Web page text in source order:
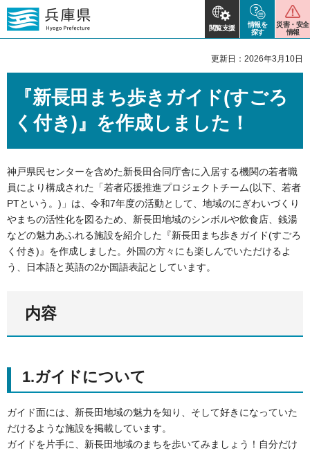
閲覧支援
情報を
探す
災害・安全
情報
更新日：2026年3月10日
『新長田まち歩きガイド(すごろ
く付き)』を作成しました！
神戸県民センターを含めた新長田合同庁舎に入居する機関の若者職
員により構成された「若者応援推進プロジェクトチーム(以下、若者
PTという。)」は、令和7年度の活動として、地域のにぎわいづくり
やまちの活性化を図るため、新長田地域のシンボルや飲食店、銭湯
などの魅力あふれる施設を紹介した『新長田まち歩きガイド(すごろ
く付き)』を作成しました。外国の方々にも楽しんでいただけるよ
う、日本語と英語の2か国語表記としています。
内容
1.ガイドについて
ガイド面には、新長田地域の魅力を知り、そして好きになっていた
だけるような施設を掲載しています。
ガイドを片手に、新長田地域のまちを歩いてみましょう！自分だけ